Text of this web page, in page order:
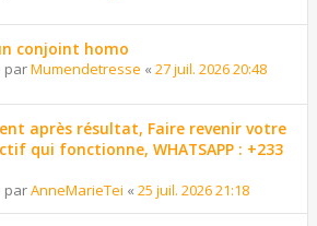
conjoint homo
parMumendetresse « 27 juil. 2026 20:48
après résultat, Faire revenir votre
qui fonctionne, WHATSAPP : +233
parAnneMarieTei « 25 juil. 2026 21:18